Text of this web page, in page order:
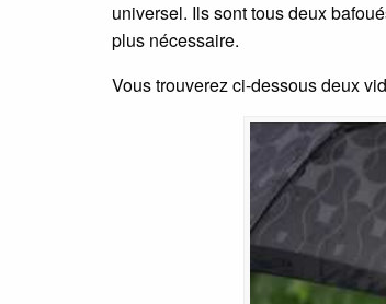
universel. Ils sont tous deux
plus nécessaire.
Vous trouverez ci-dessous deux